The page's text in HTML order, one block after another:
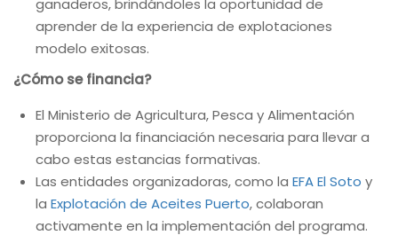
aprender de la experiencia de explotaciones
modelo exitosas.
¿Cómo se financia?
El Ministerio de Agricultura, Pesca y Alimentación
proporciona la financiación necesaria para llevar a
cabo estas estancias formativas.
Las entidades organizadoras, como la EFA El Soto y
la Explotación de Aceites Puerto, colaboran
activamente en la implementación del programa.